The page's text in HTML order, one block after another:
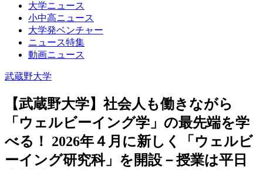
大学ニュース
小中高ニュース
大学発ベンチャー
ニュース特集
動画ニュース
武蔵野大学
【武蔵野大学】社会人も働きながら
「ウェルビーイング学」の最先端を学
べる！ 2026年４月に新しく「ウェルビ
ーイング研究科」を開設－授業は平日